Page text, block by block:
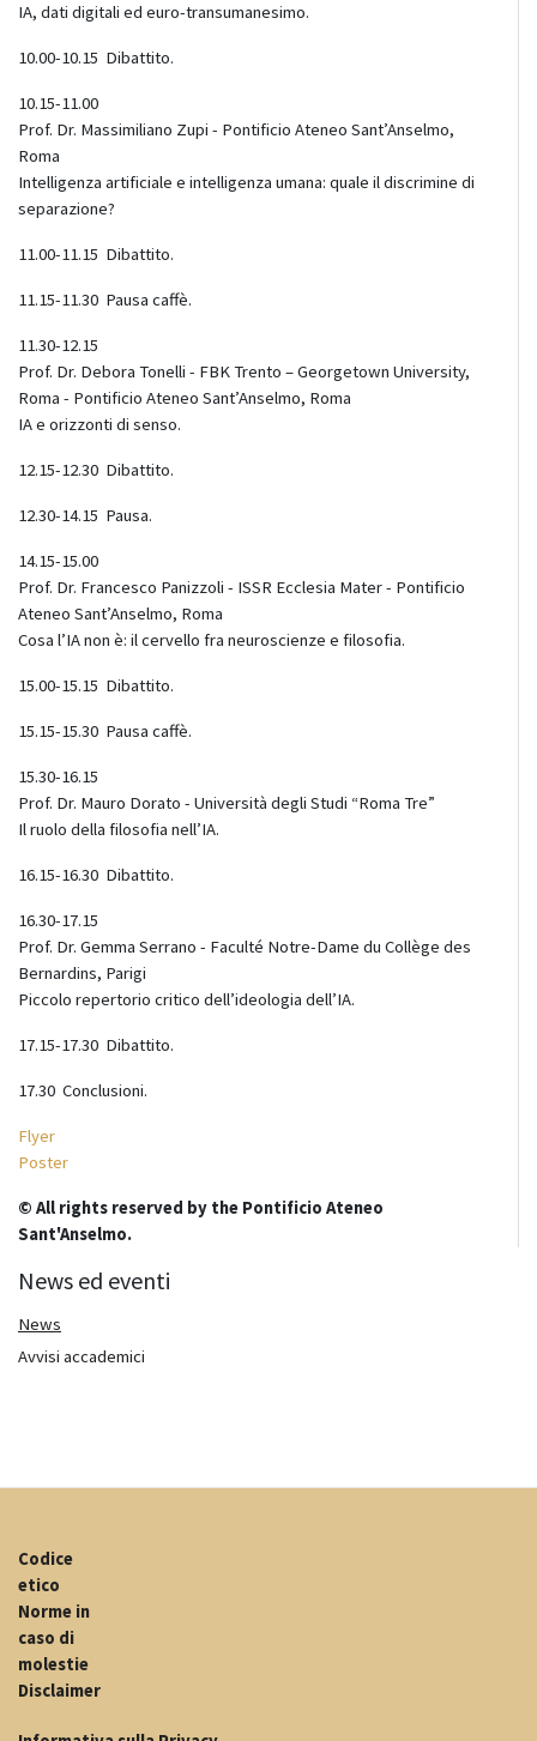
IA, dati digitali ed euro-transumanesimo.
10.00-10.15 Dibattito.
10.15-11.00
Prof. Dr. Massimiliano Zupi - Pontificio Ateneo Sant’Anselmo,
Roma
Intelligenza artificiale e intelligenza umana: quale il discrimine di
separazione?
11.00-11.15 Dibattito.
11.15-11.30 Pausa caffè.
11.30-12.15
Prof. Dr. Debora Tonelli - FBK Trento – Georgetown University,
Roma - Pontificio Ateneo Sant’Anselmo, Roma
IA e orizzonti di senso.
12.15-12.30 Dibattito.
12.30-14.15 Pausa.
14.15-15.00
Prof. Dr. Francesco Panizzoli - ISSR Ecclesia Mater - Pontificio
Ateneo Sant’Anselmo, Roma
Cosa l’IA non è: il cervello fra neuroscienze e filosofia.
15.00-15.15 Dibattito.
15.15-15.30 Pausa caffè.
15.30-16.15
Prof. Dr. Mauro Dorato - Università degli Studi “Roma Tre”
Il ruolo della filosofia nell’IA.
16.15-16.30 Dibattito.
16.30-17.15
Prof. Dr. Gemma Serrano - Faculté Notre-Dame du Collège des
Bernardins, Parigi
Piccolo repertorio critico dell’ideologia dell’IA.
17.15-17.30 Dibattito.
17.30 Conclusioni.
Flyer
Poster
© All rights reserved by the Pontificio Ateneo
Sant'Anselmo.
News ed eventi
News
Avvisi accademici
Codice
etico
Norme in
caso di
molestie
Disclaimer